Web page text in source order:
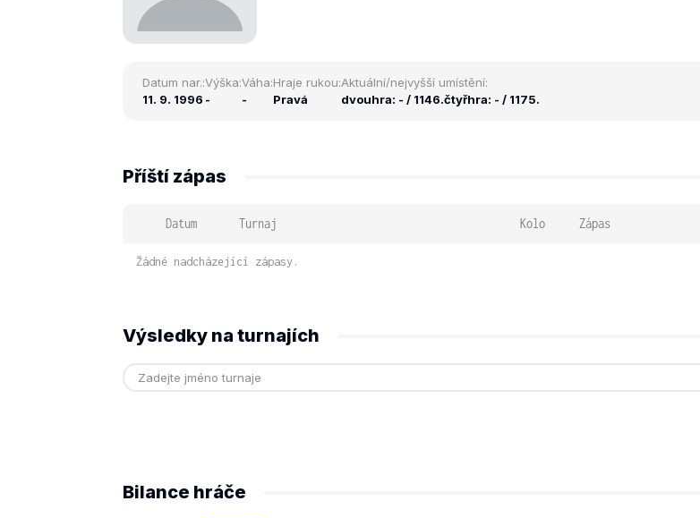
Datum nar.:
11. 9. 1996
Výška:
-
Váha:
-
Hraje rukou:
Pravá
Aktuální/nejvyšší umístění:
dvouhra: - / 1146.čtyřhra: - / 1175.
Příští zápas
Datum Turnaj Kolo Zápas
Žádné nadcházející zápasy.
Výsledky na turnajích
Bilance hráče